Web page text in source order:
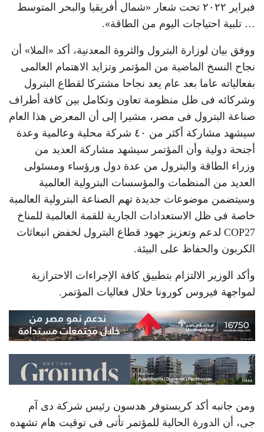
فبراير ٢٠٢٢ تحت شعار «شمال أفريقيا والبحر المتوسط
… تلبية احتياجات اليوم من الطاقة».
ووفق بيان لوزارة البترول والثروة المعدنية، أكد «الملا» أن
نجاح النسخ الماضية من المؤتمر وتزايد الاهتمام العالمى
بفعالياته عاما بعد عام يعد نجاحا مشتركا لقطاع البترول
وشركائه فى ظل منظومة تعاون وتكامل بين كافة أطراف
صناعة البترول فى مصر، مشيرا إلى أن المعرض هذا العام
سيشهد مشاركة أكثر من ٤٠ شركة محلية وعالمية وعدة
أجنحة دولية وأن المؤتمر سيشهد مشاركة العديد من
وزراء الطاقة والبترول من عدة دول ورؤساء ومسئولى
العديد من المنظمات والمؤسسات البترولية العالمية
وسيتضمن موضوعات جديدة تهم الصناعة البترولية العالمية
خاصة فى ظل الاستعدادات الجارية للقمة العالمية للمناخ
COP27 لدعم وتعزيز جهود قطاع البترول لخفض انبعاثات
الكربون والحفاظ على البيئة.
وأكد الوزير الالتزام بتطبيق كافة الإجراءات الاحترازية
لمواجهة فيروس كورونا خلال فعاليات المؤتمر.
ومن جانبه أكد كريستوفر هدسون رئيس شركة دى آم
جى، أن الدورة الحالية للمؤتمر تأتى فى توقيت هام تشهده